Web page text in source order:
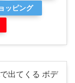
ッピング
出てくる ボデ